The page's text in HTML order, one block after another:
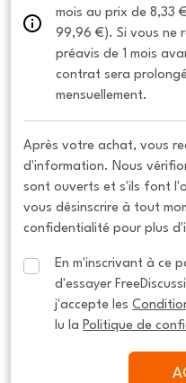
mois au prix de 8,33
99,96 €). Si vous ne
préavis de 1 mois
contrat sera
mensuellement.
Après votre achat, vous
d'information. Nous
sont ouverts et s'ils font
vous désinscrire à tout
confidentialité pour plus
En m'inscrivant à ce
d'essayer
j'accepte les
lu la Politique de